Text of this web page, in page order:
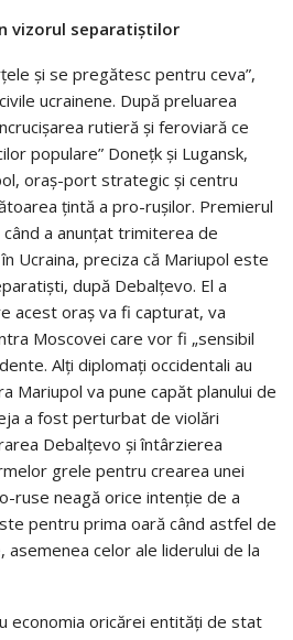
vizorul separatiştilor
şi se pregătesc pentru ceva”,
ucrainene. După preluarea
rutieră şi feroviară ce
populare” Doneţk şi Lugansk,
oraş-port strategic şi centru
ţintă a pro-ruşilor. Premierul
a anunţat trimiterea de
Ucraina, preciza că Mariupol este
după Debalţevo. El a
acest oraş va fi capturat, va
Moscovei care vor fi „sensibil
Alţi diplomaţi occidentali au
Mariupol va pune capăt planului de
a fost perturbat de violări
Debalţevo şi întârzierea
grele pentru crearea unei
ruse neagă orice intenţie de a
pentru prima oară când astfel de
celor ale liderului de la
economia oricărei entităţi de stat